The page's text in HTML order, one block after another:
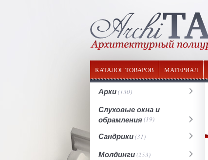
КАТАЛОГ ТОВАРОВ МАТЕРИАЛ
Арки(130)
Слуховые окна и
обрамления(19)
Сандрики(31)
Молдинги(253)